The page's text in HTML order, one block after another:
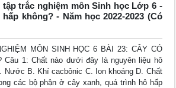
trắc nghiệm môn Sinh học Lớp 6 -
không? - Năm học 2022-2023 (Có
MÔN SINH HỌC 6 BÀI 23: CÂY CÓ
Câu 1: Chất nào dưới đây là nguyên liệu hô
Nước B. Khí cacbônic C. Ion khoáng D. Chất
các bộ phận ở cây xanh, quá trình hô hấp